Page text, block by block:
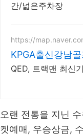
간/넓은주차장
https://
KPGA출신강남
QED, 트랙맨 최신
오랜 전통을 지닌
켓예매, 우승상금,